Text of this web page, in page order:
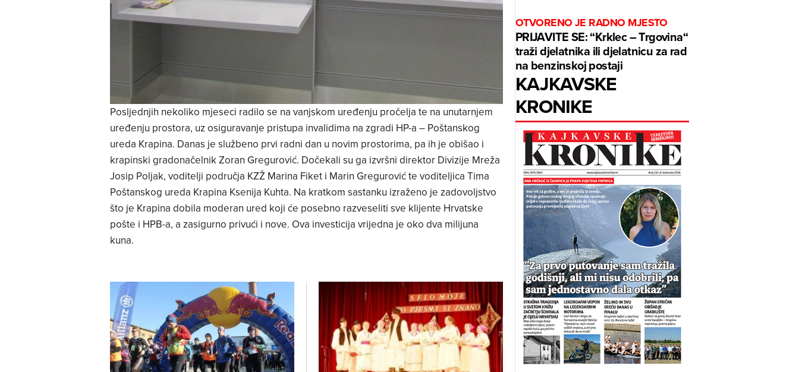
Posljednjih nekoliko mjeseci radilo se na vanjskom uređenju pročelja te na unutarnjem
uređenju prostora, uz osiguravanje pristupa invalidima na zgradi HP-a – Poštanskog
ureda Krapina. Danas je službeno prvi radni dan u novim prostorima, pa ih je obišao i
krapinski gradonačelnik Zoran Gregurović. Dočekali su ga izvršni direktor Divizije Mreža
Josip Poljak, voditelji područja KZŽ Marina Fiket i Marin Gregurović te voditeljica Tima
Poštanskog ureda Krapina Ksenija Kuhta. Na kratkom sastanku izraženo je zadovoljstvo
što je Krapina dobila moderan ured koji će posebno razveseliti sve klijente Hrvatske
pošte i HPB-a, a zasigurno privući i nove. Ova investicija vrijedna je oko dva milijuna
kuna.
OTVORENO JE RADNO MJESTO
PRIJAVITE SE: “Krklec – Trgovina“
traži djelatnika ili djelatnicu za rad
na benzinskoj postaji
KAJKAVSKE
KRONIKE